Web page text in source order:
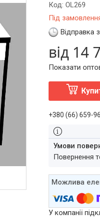
Під
Код: OL269
Відправка
від 14
Показати
+380 (66) 659-
повернення
У компанії